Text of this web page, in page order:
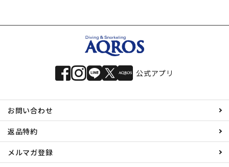
公式アプリ
お問い合わせ
返品特約
メルマガ登録